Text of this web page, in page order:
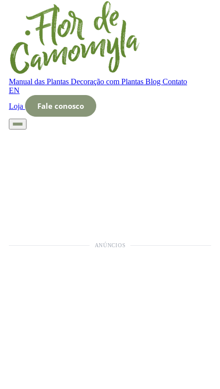
Manual das Plantas Decoração com Plantas Blog Contato
EN
Loja
Fale conosco
ANÚNCIOS